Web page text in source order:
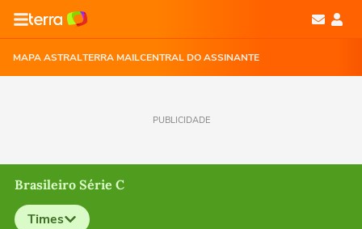
MAPA ASTRALTERRA MAILCENTRAL DO ASSINANTE
PUBLICIDADE
Brasileiro Série C
Times